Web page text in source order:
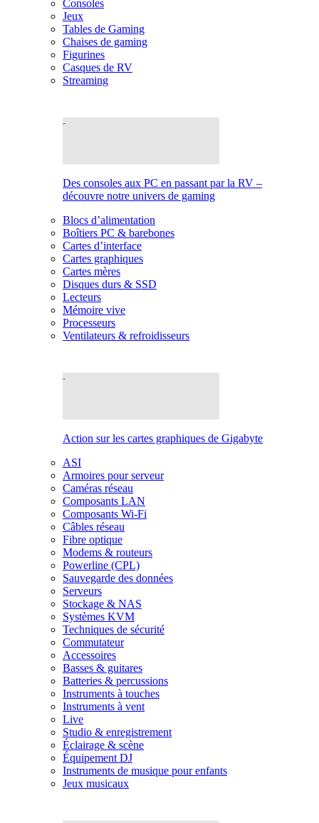
Consoles
Jeux
Tables de Gaming
Chaises de gaming
Figurines
Casques de RV
Streaming
Des consoles aux PC en passant par la RV –
découvre notre univers de gaming
Blocs d’alimentation
Boîtiers PC & barebones
Cartes d’interface
Cartes graphiques
Cartes mères
Disques durs & SSD
Lecteurs
Mémoire vive
Processeurs
Ventilateurs & refroidisseurs
Action sur les cartes graphiques de Gigabyte
ASI
Armoires pour serveur
Caméras réseau
Composants LAN
Composants Wi-Fi
Câbles réseau
Fibre optique
Modems & routeurs
Powerline (CPL)
Sauvegarde des données
Serveurs
Stockage & NAS
Systèmes KVM
Techniques de sécurité
Commutateur
Accessoires
Basses & guitares
Batteries & percussions
Instruments à touches
Instruments à vent
Live
Studio & enregistrement
Éclairage & scène
Équipement DJ
Instruments de musique pour enfants
Jeux musicaux